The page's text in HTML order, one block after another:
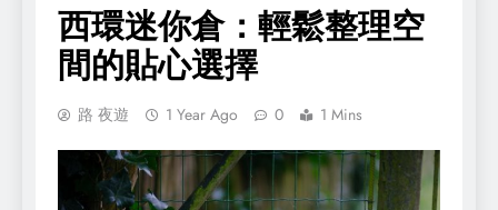
西環迷你倉：輕鬆整理空
間的貼心選擇
路 夜遊 1 Year Ago 0 1 Mins